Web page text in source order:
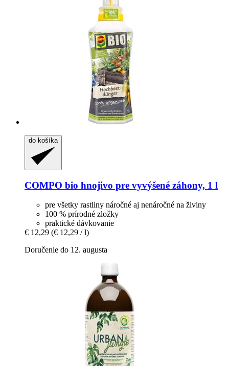
do košíka
COMPO bio hnojivo pre vyvýšené záhony, 1 l
pre všetky rastliny náročné aj nenáročné na živiny
100 % prírodné zložky
praktické dávkovanie
€ 12,29 (€ 12,29 / l)
Doručenie do 12. augusta